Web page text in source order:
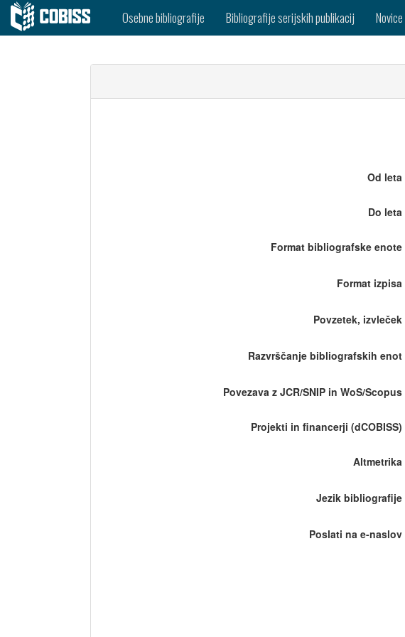
Osebne bibliografije Bibliografije serijskih publikacij Novice
Od leta
Do leta
Format bibliografske enote
Format izpisa
Povzetek, izvleček
Razvrščanje bibliografskih enot
Povezava z JCR/SNIP in WoS/Scopus
Projekti in financerji (dCOBISS)
Altmetrika
Jezik bibliografije
Poslati na e-naslov